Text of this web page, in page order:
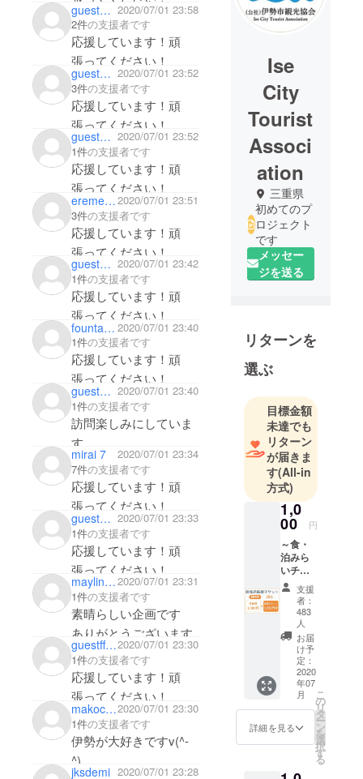
guest5262955b26a4 2020/07/01 23:58
2件の支援者です
応援しています！頑
張ってください！
guesta3b0ed623834 2020/07/01 23:52
3件の支援者です
応援しています！頑
張ってください！
guest0e941bea83d4 2020/07/01 23:52
1件の支援者です
応援しています！頑
張ってください！
erementsu2020/07/01 23:51
3件の支援者です
応援しています！頑
張ってください！
guest9b7529744f54 2020/07/01 23:42
1件の支援者です
応援しています！頑
張ってください！
fountain031 2020/07/01 23:40
1件の支援者です
応援しています！頑
張ってください！
guest372731689e14 2020/07/01 23:40
1件の支援者です
訪問楽しみにしていま
す。
mirai 7
2020/07/01 23:34
7件の支援者です
応援しています！頑
張ってください！
guest1a17e58b1fc4 2020/07/01 23:33
1件の支援者です
応援しています！頑
張ってください！
mayling05202020/07/01 23:31
1件の支援者です
素晴らしい企画です
ありがとうございます
guestffaec0501e242020/07/01 23:30
1件の支援者です
応援しています！頑
張ってください！
makochan32020/07/01 23:30
1件の支援者です
伊勢が大好きですv(^-
^)
jksdemi 2020/07/01 23:28
Ise
City
Tourist
Associ
ation
三重県
初めてのプ
ロジェクト
です
メッセー
ジを送る
リターンを
選ぶ
目標金額
未達でも
リターン
が届きま
す(All-in
方式)
1,0
00 円
～食・
泊みら
いチ
ケット
～【飲
食店】
参加店
舗の飲
食店で
利用で
きる
1,250円
チケッ
トをお
送り致
支援
者：
483
人
お届
け予
定：
2020
年07
月
詳細を見る
こ
の
リ
タ
ー
ン
を
選
択
す
る